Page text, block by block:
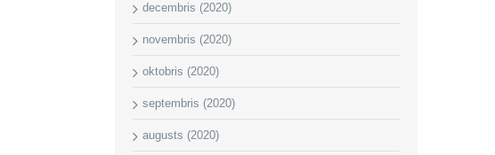
decembris (2020)
novembris (2020)
oktobris (2020)
septembris (2020)
augusts (2020)